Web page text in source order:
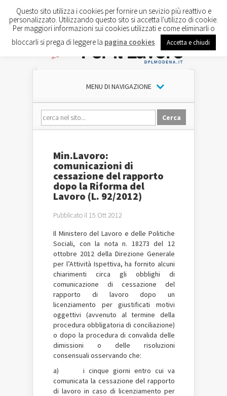
MENU DI NAVIGAZIONE
Min.Lavoro:
comunicazioni di
cessazione del rapporto
dopo la Riforma del
Lavoro (L. 92/2012)
Pubblicato il 15 Ott 2012
Il Ministero del Lavoro e delle Politiche
Sociali, con la nota n. 18273 del 12
ottobre 2012 della Direzione Generale
per l’Attività Ispettiva, ha fornito alcuni
chiarimenti circa gli obblighi di
comunicazione di cessazione del
rapporto di lavoro dopo un
licenziamento per giustificati motivi
oggettivi (avvenuto al termine della
procedura obbligatoria di conciliazione)
o dopo la procedura di convalida delle
dimissioni o delle risoluzioni
consensuali osservando che:
a) i cinque giorni entro cui va
comunicata la cessazione del rapporto
di lavoro in caso di licenziamento per
Questo sito utilizza i cookies per fornire un sevizio più reattivo e
personalizzato. Utilizzando questo sito si accetta l'utilizzo di cookie.
Per maggiori informazioni sui cookies utilizzati e come eliminarli o
bloccarli si prega di leggere la pagina cookies Accetta e chiudi